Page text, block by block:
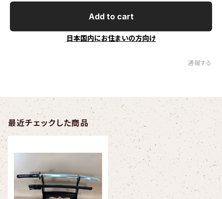
Add to cart
日本国内にお住まいの方向け
通報する
最近チェックした商品